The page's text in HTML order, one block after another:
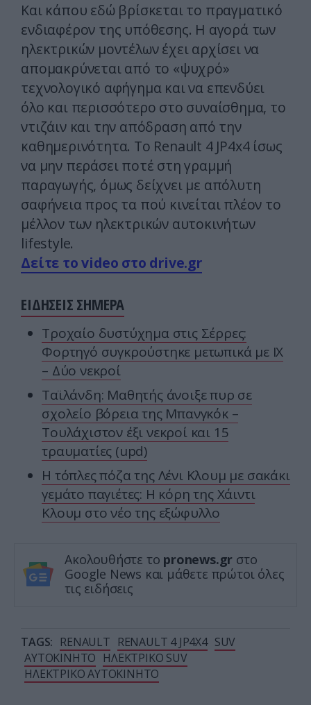
Και κάπου εδώ βρίσκεται το πραγματικό
ενδιαφέρον της υπόθεσης. Η αγορά των
ηλεκτρικών μοντέλων έχει αρχίσει να
απομακρύνεται από το «ψυχρό»
τεχνολογικό αφήγημα και να επενδύει
όλο και περισσότερο στο συναίσθημα, το
ντιζάιν και την απόδραση από την
καθημερινότητα. Το Renault 4 JP4x4 ίσως
να μην περάσει ποτέ στη γραμμή
παραγωγής, όμως δείχνει με απόλυτη
σαφήνεια προς τα πού κινείται πλέον το
μέλλον των ηλεκτρικών αυτοκινήτων
lifestyle.
Δείτε το video στο drive.gr
ΕΙΔΗΣΕΙΣ ΣΗΜΕΡΑ
Τροχαίο δυστύχημα στις Σέρρες:
Φορτηγό συγκρούστηκε μετωπικά με ΙΧ
– Δύο νεκροί
Tαϊλάνδη: Μαθητής άνοιξε πυρ σε
σχολείο βόρεια της Μπανγκόκ –
Τουλάχιστον έξι νεκροί και 15
τραυματίες (upd)
Η τόπλες πόζα της Λένι Κλουμ με σακάκι
γεμάτο παγιέτες: Η κόρη της Χάιντι
Κλουμ στο νέο της εξώφυλλο
Ακολουθήστε το pronews.gr στο
Google News και μάθετε πρώτοι όλες
τις ειδήσεις
TAGS: RENAULT RENAULT 4 JP4X4 SUV
ΑΥΤΟΚΙΝΗΤΟ ΗΛΕΚΤΡΙΚΟ SUV
ΗΛΕΚΤΡΙΚΟ ΑΥΤΟΚΙΝΗΤΟ